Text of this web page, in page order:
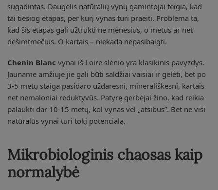
sugadintas. Daugelis natūralių vynų gamintojai teigia, kad
tai tiesiog etapas, per kurį vynas turi praeiti. Problema ta,
kad šis etapas gali užtrukti ne mėnesius, o metus ar net
dešimtmečius. O kartais – niekada nepasibaigti.
Chenin Blanc vynai iš Loire slėnio yra klasikinis pavyzdys.
Jauname amžiuje jie gali būti saldžiai vaisiai ir gėlėti, bet po
3-5 metų staiga pasidaro uždaresni, minerališkesni, kartais
net nemaloniai reduktyvūs. Patyrę gerbėjai žino, kad reikia
palaukti dar 10-15 metų, kol vynas vėl „atsibus”. Bet ne visi
natūralūs vynai turi tokį potencialą.
Mikrobiologinis chaosas kaip
normalybė